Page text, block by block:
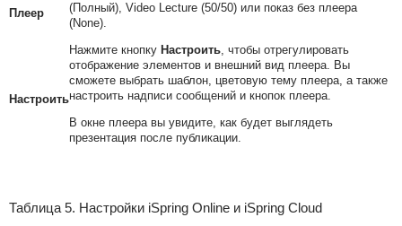
Плеер
(Полный), Video Lecture (50/50) или показ без плеера
(None).
Настроить
Нажмите кнопку Настроить, чтобы отрегулировать
отображение элементов и внешний вид плеера. Вы
сможете выбрать шаблон, цветовую тему плеера, а также
настроить надписи сообщений и кнопок плеера.
В окне плеера вы увидите, как будет выглядеть
презентация после публикации.
Таблица 5. Настройки iSpring Online и iSpring Cloud